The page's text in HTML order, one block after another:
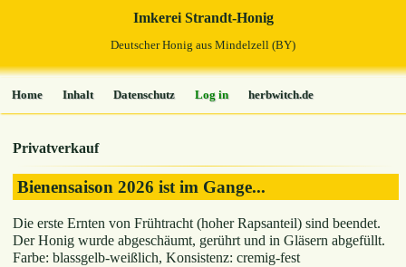
Imkerei Strandt-Honig
Deutscher Honig aus Mindelzell (BY)
Home Inhalt Datenschutz Log in herbwitch.de
Privatverkauf
Bienensaison 2026 ist im Gange...
Die erste Ernten von Frühtracht (hoher Rapsanteil) sind beendet.
Der Honig wurde abgeschäumt, gerührt und in Gläsern abgefüllt.
Farbe: blassgelb-weißlich, Konsistenz: cremig-fest